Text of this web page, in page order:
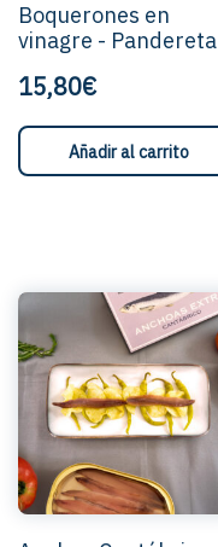
Boquerones en
vinagre - Pandereta
15,80€
Añadir al carrito